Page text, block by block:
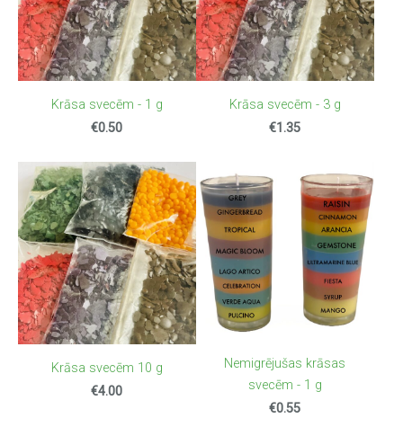
Krāsa svecēm - 1 g
€0.50
Krāsa svecēm - 3 g
€1.35
Krāsa svecēm 10 g
€4.00
Nemigrējušas krāsas
svecēm - 1 g
€0.55